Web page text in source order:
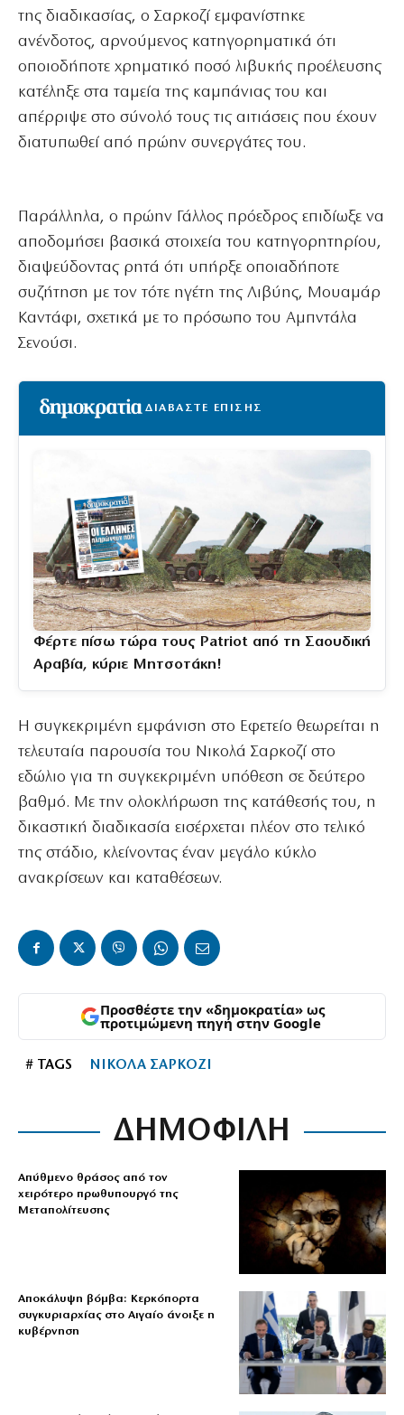
της διαδικασίας, ο Σαρκοζί εμφανίστηκε
ανένδοτος, αρνούμενος κατηγορηματικά ότι
οποιοδήποτε χρηματικό ποσό λιβυκής προέλευσης
κατέληξε στα ταμεία της καμπάνιας του και
απέρριψε στο σύνολό τους τις αιτιάσεις που έχουν
διατυπωθεί από πρώην συνεργάτες του.
Παράλληλα, ο πρώην Γάλλος πρόεδρος επιδίωξε να
αποδομήσει βασικά στοιχεία του κατηγορητηρίου,
διαψεύδοντας ρητά ότι υπήρξε οποιαδήποτε
συζήτηση με τον τότε ηγέτη της Λιβύης, Μουαμάρ
Καντάφι, σχετικά με το πρόσωπο του Αμπντάλα
Σενούσι.
ΔΙΑΒΑΣΤΕ ΕΠΙΣΗΣ
Φέρτε πίσω τώρα τους Patriot από τη Σαουδική
Αραβία, κύριε Μητσοτάκη!
Η συγκεκριμένη εμφάνιση στο Εφετείο θεωρείται η
τελευταία παρουσία του Νικολά Σαρκοζί στο
εδώλιο για τη συγκεκριμένη υπόθεση σε δεύτερο
βαθμό. Με την ολοκλήρωση της κατάθεσής του, η
δικαστική διαδικασία εισέρχεται πλέον στο τελικό
της στάδιο, κλείνοντας έναν μεγάλο κύκλο
ανακρίσεων και καταθέσεων.
Προσθέστε την «δημοκρατία» ως
προτιμώμενη πηγή στην Google
# TAGS ΝΙΚΟΛΑ ΣΑΡΚΟΖΙ
ΔΗΜΟΦΙΛΗ
Απύθμενο θράσος από τον
χειρότερο πρωθυπουργό της
Μεταπολίτευσης
Αποκάλυψη βόμβα: Κερκόπορτα
συγκυριαρχίας στο Αιγαίο άνοιξε η
κυβέρνηση